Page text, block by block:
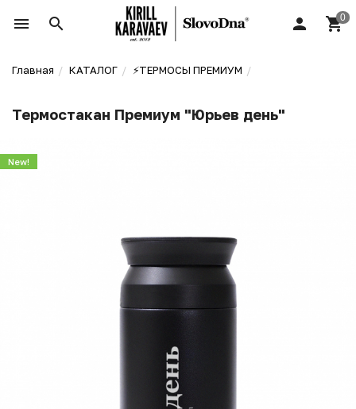
Главная КАТАЛОГ ⚡️ТЕРМОСЫ ПРЕМИУМ
Термостакан Премиум "Юрьев день"
New!